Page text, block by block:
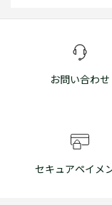
お問い合わせ
セキュアペイメ